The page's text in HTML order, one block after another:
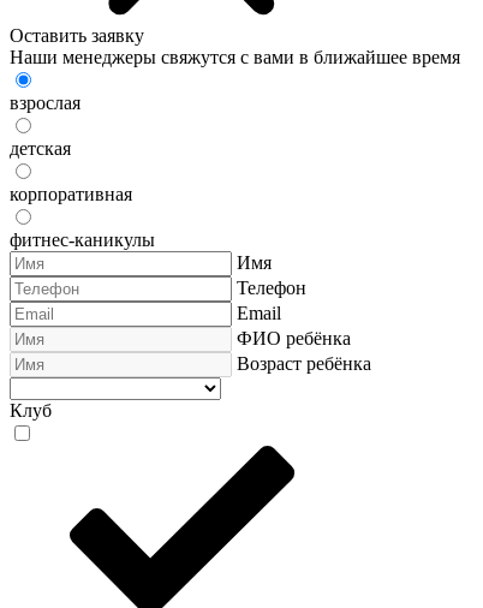
Оставить заявку
Наши менеджеры свяжутся с вами в ближайшее время
взрослая
детская
корпоративная
фитнес-каникулы
Имя
Телефон
Email
ФИО ребёнка
Возраст ребёнка
Клуб